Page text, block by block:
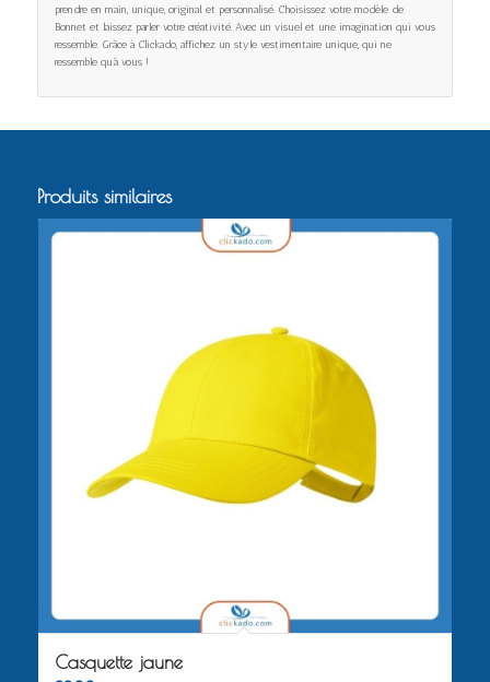
prendre en main, unique, original. et personnalisé. Choisissez votre modèle de
Bonnet et laissez parler votre créativité. Avec un visuel et une imagination qui vous
ressemble. Grâce à Clickado, affichez un style vestimentaire unique, qui ne
ressemble qu’à vous !
Produits similaires
Casquette jaune